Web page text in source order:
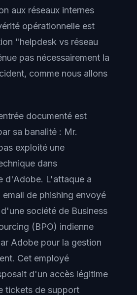
aux réseaux internes
opérationnelle est
"helpdesk vs réseau
pas nécessairement la
comme nous allons
documenté est
sa banalité : Mr.
exploité une
dans
d'Adobe. L'attaque a
email de phishing envoyé
société de Business
(BPO) indienne
Adobe pour la gestion
Cet employé
d'un accès légitime
tickets de support